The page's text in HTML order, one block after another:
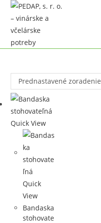
Skip
content
Prednastavené zoradenie
Quick View
Quick
View
Bandaska
stohovate